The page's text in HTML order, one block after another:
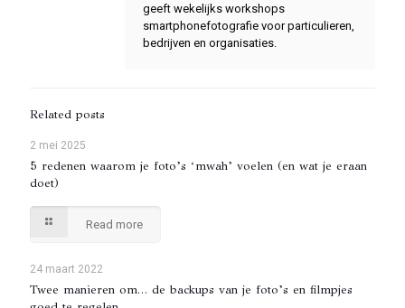
geeft wekelijks workshops
smartphonefotografie voor particulieren,
bedrijven en organisaties.
Related posts
2 mei 2025
5 redenen waarom je foto’s ‘mwah’ voelen (en wat je eraan
doet)
Read more
24 maart 2022
Twee manieren om… de backups van je foto’s en filmpjes